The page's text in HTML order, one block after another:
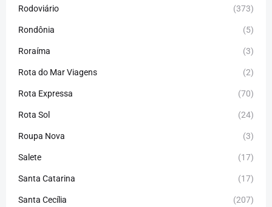
Rodoviário (373)
Rondônia (5)
Roraíma (3)
Rota do Mar Viagens (2)
Rota Expressa (70)
Rota Sol (24)
Roupa Nova (3)
Salete (17)
Santa Catarina (17)
Santa Cecília (207)